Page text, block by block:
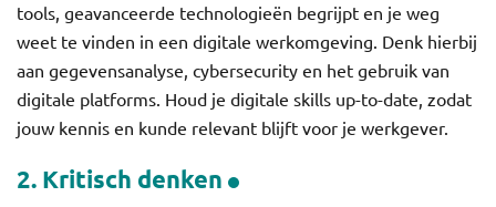
tools, geavanceerde technologieën begrijpt en je weg
weet te vinden in een digitale werkomgeving. Denk hierbij
aan gegevensanalyse, cybersecurity en het gebruik van
digitale platforms. Houd je digitale skills up-to-date, zodat
jouw kennis en kunde relevant blijft voor je werkgever.
2. Kritisch denken